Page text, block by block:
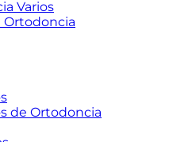
Varios
Ortodoncia
de Ortodoncia